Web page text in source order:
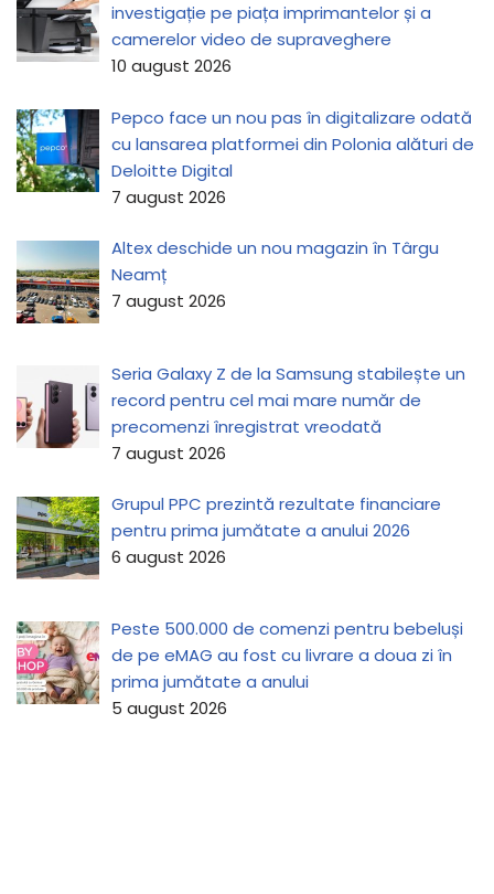
investigație pe piața imprimantelor și a
camerelor video de supraveghere
10 august 2026
Pepco face un nou pas în digitalizare odată
cu lansarea platformei din Polonia alături de
Deloitte Digital
7 august 2026
Altex deschide un nou magazin în Târgu
Neamț
7 august 2026
Seria Galaxy Z de la Samsung stabilește un
record pentru cel mai mare număr de
precomenzi înregistrat vreodată
7 august 2026
Grupul PPC prezintă rezultate financiare
pentru prima jumătate a anului 2026
6 august 2026
Peste 500.000 de comenzi pentru bebeluși
de pe eMAG au fost cu livrare a doua zi în
prima jumătate a anului
5 august 2026